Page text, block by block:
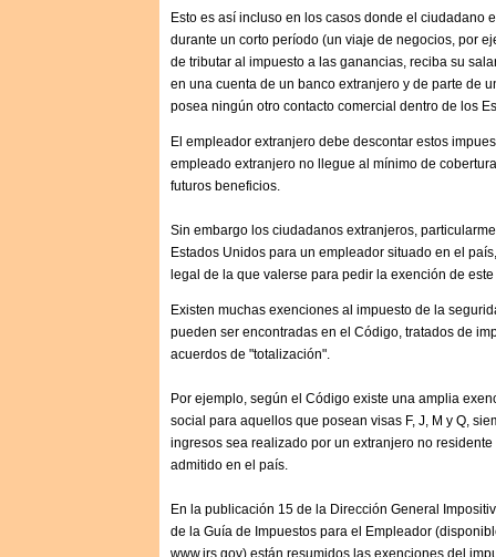
Esto es así incluso en los casos donde el ciudadano
durante un corto período (un viaje de negocios, por
de tributar al impuesto a las ganancias, reciba su
en una cuenta de un banco extranjero y de parte de
posea ningún otro contacto comercial dentro de los
El empleador extranjero debe descontar estos
empleado extranjero no llegue al mínimo de
futuros beneficios.
Sin embargo los ciudadanos extranjeros,
Estados Unidos para un empleador situado en el
legal de la que valerse para pedir la exención de
Existen muchas exenciones al impuesto de la
pueden ser encontradas en el Código, tratados de
acuerdos de "totalización".
Por ejemplo, según el Código existe una amplia
social para aquellos que posean visas F, J, M y Q,
ingresos sea realizado por un extranjero no
admitido en el país.
En la publicación 15 de la Dirección General
de la Guía de Impuestos para el Empleador
www.irs.gov) están resumidos las exenciones del